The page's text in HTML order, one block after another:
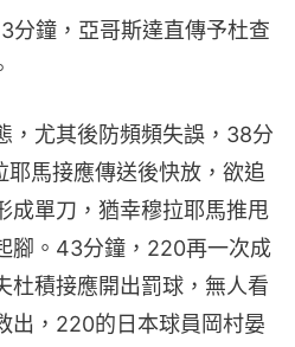
分鐘，亞哥斯達直傳予杜查
，尤其後防頻頻失誤，38分
馬接應傳送後快放，欲追
成單刀，猶幸穆拉耶馬推甩
腳。43分鐘，220再一次成
杜積接應開出罰球，無人看
出，220的日本球員岡村晏